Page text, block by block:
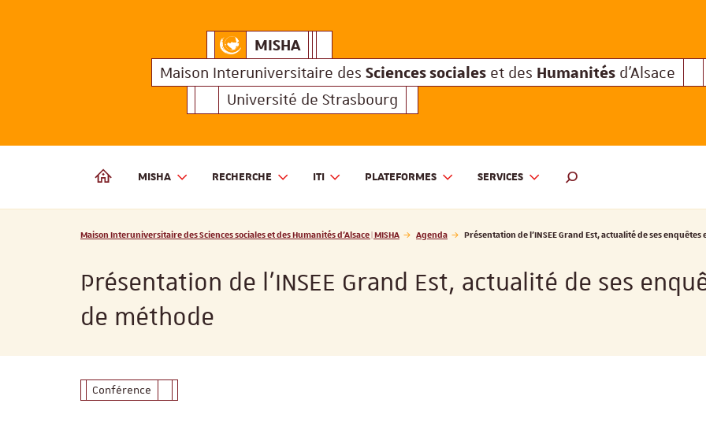
MISHAMaison Interuniversitaire des
Maison Interuniversitaire des Sciences sociales et des Humanités d'Alsace
Université de Strasbourg
MAISON INTERUNIVERSITAIRE DES SCIENCES SOCIALES ET DES HUMANITÉS D'ALSACE | MISHA
MISHA RECHERCHE ITI PLATEFORMES SERVICES
MOTEUR DE RECHERCHE
Maison Interuniversitaire des
Vous êtes ici :
Maison Interuniversitaire des Sciences sociales et des Humanités d'Alsace | MISHA Agenda Présentation de l'INSEE Grand Est, actualité de ses
Présentation de l'INSEE Grand Est, actualité de ses
de méthode
Conférence